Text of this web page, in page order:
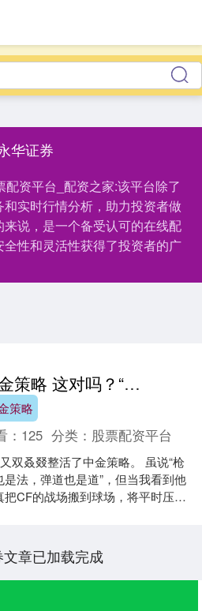
华证券
资平台_配资之家:该平台除了
实时行情分析，助力投资者做
说，是一个备受认可的在线配
性和灵活性获得了投资者的广
中金策略 这对吗？“CF校长”们实际上是一群大学生？
策略
： 125 分类： 股票配资平台
双叒叕整活了中金策略。 虽说“枪
是法，弹道也是道”，但当我看到他
把CF的战场搬到球场，将平时压枪
章已加载完成